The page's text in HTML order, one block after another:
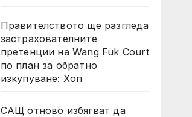
Правителството ще разгледа
застрахователните
претенции на Wang Fuk Court
по план за обратно
изкупуване: Хоп
САЩ отново избягват да